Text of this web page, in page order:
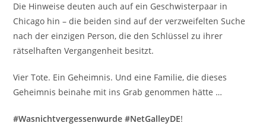
Die Hinweise deuten auch auf ein Geschwisterpaar in
Chicago hin – die beiden sind auf der verzweifelten Suche
nach der einzigen Person, die den Schlüssel zu ihrer
rätselhaften Vergangenheit besitzt.
Vier Tote. Ein Geheimnis. Und eine Familie, die dieses
Geheimnis beinahe mit ins Grab genommen hätte …
#Wasnichtvergessenwurde #NetGalleyDE!